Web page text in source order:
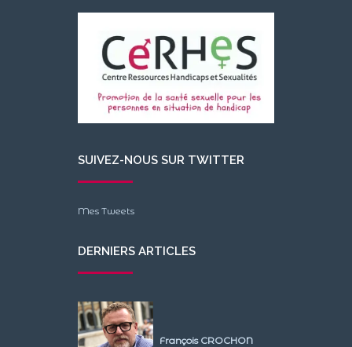
SUIVEZ-NOUS SUR TWITTER
Mes Tweets
DERNIERS ARTICLES
François CROCHON